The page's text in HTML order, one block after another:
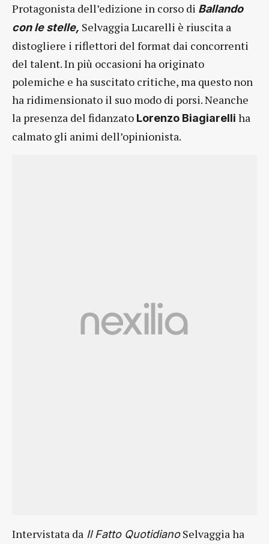
Protagonista dell’edizione in corso di Ballando
con le stelle, Selvaggia Lucarelli è riuscita a
distogliere i riflettori del format dai concorrenti
del talent. In più occasioni ha originato
polemiche e ha suscitato critiche, ma questo non
ha ridimensionato il suo modo di porsi. Neanche
la presenza del fidanzato Lorenzo Biagiarelli ha
calmato gli animi dell’opinionista.
Intervistata da Il Fatto QuotidianoSelvaggia ha